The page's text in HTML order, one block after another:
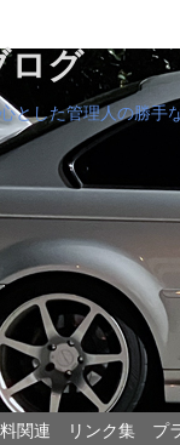
ログ
とした管理人の勝手
関連 リンク集 プ